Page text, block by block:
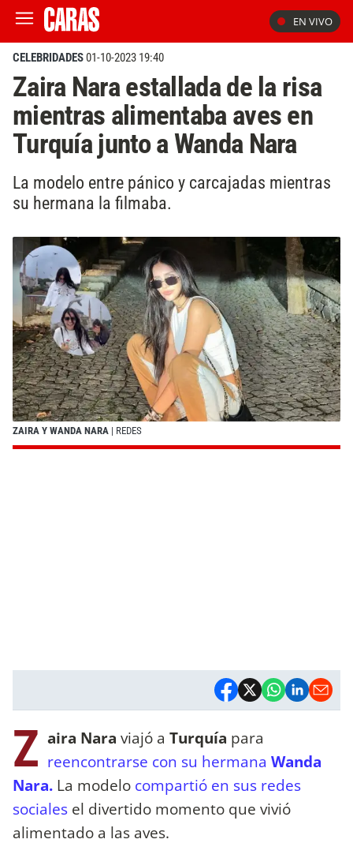
EN VIVO
CELEBRIDADES01-10-2023 19:40
Zaira Nara estallada de la risa
mientras alimentaba aves en
Turquía junto a Wanda Nara
La modelo entre pánico y carcajadas mientras
su hermana la filmaba.
ZAIRA Y WANDA NARA | REDES
Z aira Nara viajó a Turquía para
reencontrarse con su hermana Wanda
Nara. La modelo compartió en sus redes
sociales el divertido momento que vivió
alimentado a las aves.